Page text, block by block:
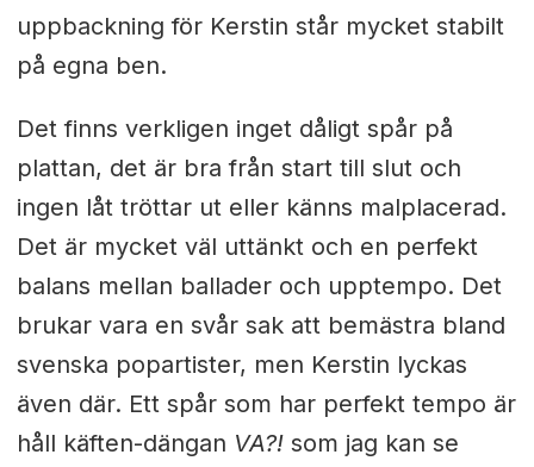
uppbackning för Kerstin står mycket stabilt
på egna ben.
Det finns verkligen inget dåligt spår på
plattan, det är bra från start till slut och
ingen låt tröttar ut eller känns malplacerad.
Det är mycket väl uttänkt och en perfekt
balans mellan ballader och upptempo. Det
brukar vara en svår sak att bemästra bland
svenska popartister, men Kerstin lyckas
även där. Ett spår som har perfekt tempo är
håll käften-dängan VA?!som jag kan se